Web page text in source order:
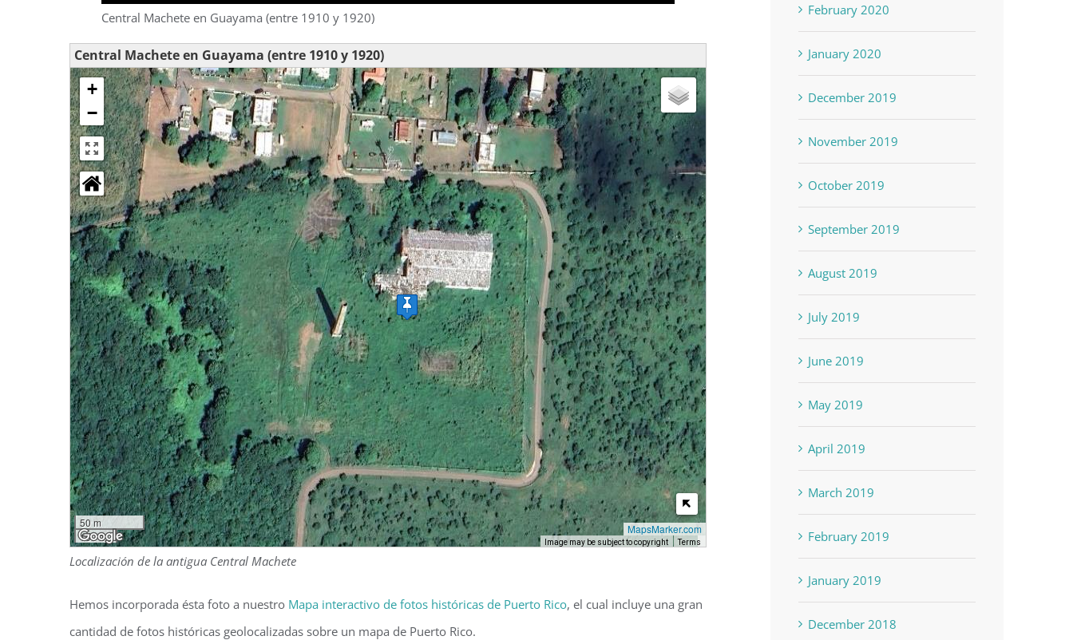
Central Machete en Guayama (entre 1910 y 1920)
Central Machete en Guayama (entre 1910 y 1920)
+
−
50 m
100 ft
MapsMarker.com
Image may be subject to copyright Terms
Localización de la antigua Central Machete
Hemos incorporada ésta foto a nuestro Mapa interactivo de fotos históricas de Puerto Rico, el cual incluye una gran
cantidad de fotos históricas geolocalizadas sobre un mapa de Puerto Rico.
February 2020
January 2020
December 2019
November 2019
October 2019
September 2019
August 2019
July 2019
June 2019
May 2019
April 2019
March 2019
February 2019
January 2019
December 2018